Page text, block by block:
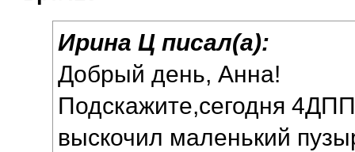
Ирина Ц писал(а):
Добрый день, Анна!
Подскажите,сегодня
выскочил маленький